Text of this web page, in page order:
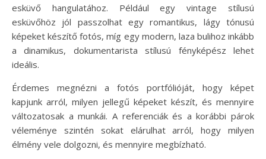
esküvő hangulatához. Például egy vintage stílusú
esküvőhöz jól passzolhat egy romantikus, lágy tónusú
képeket készítő fotós, míg egy modern, laza bulihoz inkább
a dinamikus, dokumentarista stílusú fényképész lehet
ideális.
Érdemes megnézni a fotós portfólióját, hogy képet
kapjunk arról, milyen jellegű képeket készít, és mennyire
változatosak a munkái. A referenciák és a korábbi párok
véleménye szintén sokat elárulhat arról, hogy milyen
élmény vele dolgozni, és mennyire megbízható.